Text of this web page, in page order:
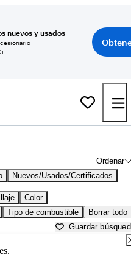
nuevos y usados
Ordenar
Nuevos/Usados/Certificados
Color
Tipo de combustible Borrar todo
Guardar